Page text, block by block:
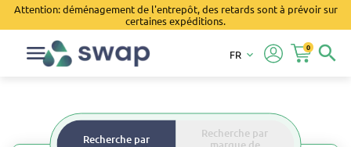
Attention: déménagement de l'entrepôt, des retards sont à prévoir sur
certaines expéditions.
search
0
FR keyboard_arrow_down
Recherche par
Recherche par